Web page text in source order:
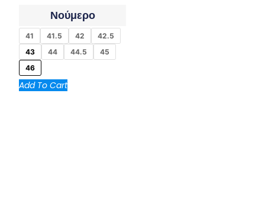
Νούμερο
41 41.5 42
42.5
43
44 44.5
45
46
Add To Cart